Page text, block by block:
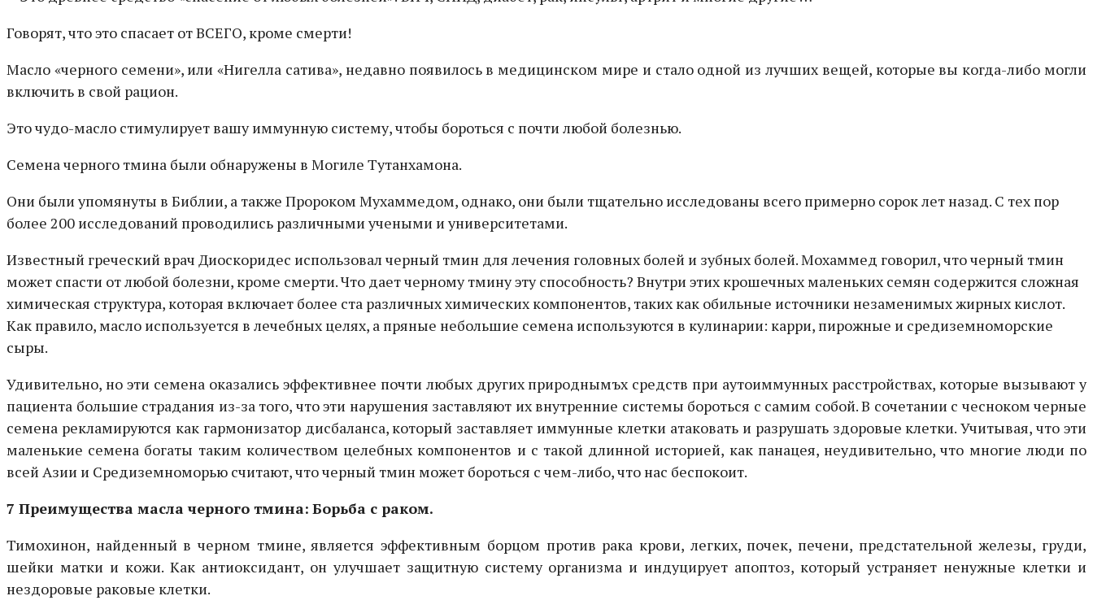
Говорят, что это спасает от ВСЕГО, кроме смерти!
Масло «черного семени», или «Нигелла сатива», недавно появилось в медицинском мире и стало одной из лучших вещей, которые вы когда-либо могли
включить в свой рацион.
Это чудо-масло стимулирует вашу иммунную систему, чтобы бороться с почти любой болезнью.
Семена черного тмина были обнаружены в Могиле Тутанхамона.
Они были упомянуты в Библии, а также Пророком Мухаммедом, однако, они были тщательно исследованы всего примерно сорок лет назад. С тех пор
более 200 исследований проводились различными учеными и университетами.
Известный греческий врач Диоскоридес использовал черный тмин для лечения головных болей и зубных болей. Мохаммед говорил, что черный тмин
может спасти от любой болезни, кроме смерти. Что дает черному тмину эту способность? Внутри этих крошечных маленьких семян содержится сложная
химическая структура, которая включает более ста различных химических компонентов, таких как обильные источники незаменимых жирных кислот.
Как правило, масло используется в лечебных целях, а пряные небольшие семена используются в кулинарии: карри, пирожные и средиземноморские
сыры.
Удивительно, но эти семена оказались эффективнее почти любых других природнымъх средств при аутоиммунных расстройствах, которые вызывают у
пациента большие страдания из-за того, что эти нарушения заставляют их внутренние системы бороться с самим собой. В сочетании с чесноком черные
семена рекламируются как гармонизатор дисбаланса, который заставляет иммунные клетки атаковать и разрушать здоровые клетки. Учитывая, что эти
маленькие семена богаты таким количеством целебных компонентов и с такой длинной историей, как панацея, неудивительно, что многие люди по
всей Азии и Средиземноморью считают, что черный тмин может бороться с чем-либо, что нас беспокоит.
7 Преимущества масла черного тмина: Борьба с раком.
Тимохинон, найденный в черном тмине, является эффективным борцом против рака крови, легких, почек, печени, предстательной железы, груди,
шейки матки и кожи. Как антиоксидант, он улучшает защитную систему организма и индуцирует апоптоз, который устраняет ненужные клетки и
нездоровые раковые клетки.